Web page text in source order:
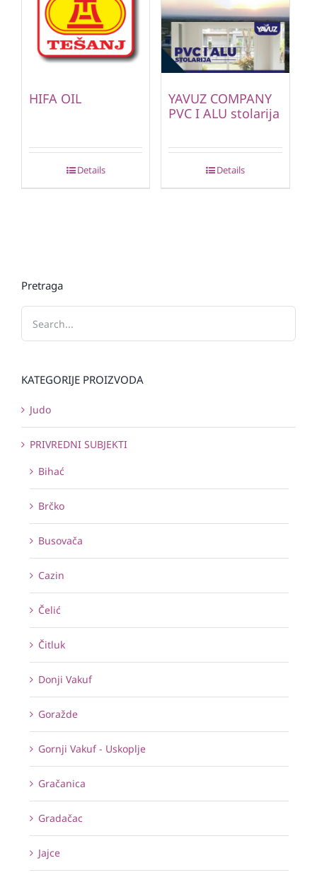
HIFA OIL
Details
YAVUZ COMPANY
PVC I ALU stolarija
Details
Pretraga
KATEGORIJE PROIZVODA
Judo
PRIVREDNI SUBJEKTI
Bihać
Brčko
Busovača
Cazin
Čelić
Čitluk
Donji Vakuf
Goražde
Gornji Vakuf - Uskoplje
Gračanica
Gradačac
Jajce